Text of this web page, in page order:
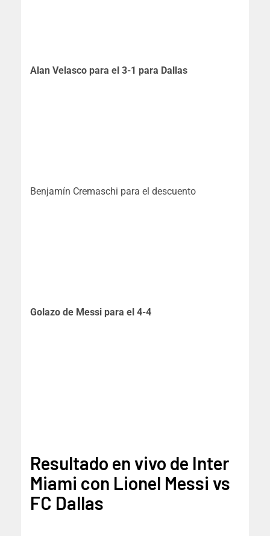
Alan Velasco para el 3-1 para Dallas
Benjamín Cremaschi para el descuento
Golazo de Messi para el 4-4
Resultado en vivo de Inter
Miami con Lionel Messi vs
FC Dallas